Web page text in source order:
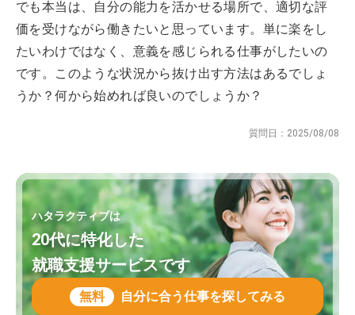
でも本当は、自分の能力を活かせる場所で、適切な評
価を受けながら働きたいと思っています。単に楽をし
たいわけではなく、意義を感じられる仕事がしたいの
です。このような状況から抜け出す方法はあるでしょ
うか？何から始めれば良いのでしょうか？
質問日： 2025/08/08
ハタラクティブは
20代に特化した
就職支援サービスです
無料 自分に合う仕事を探してみる